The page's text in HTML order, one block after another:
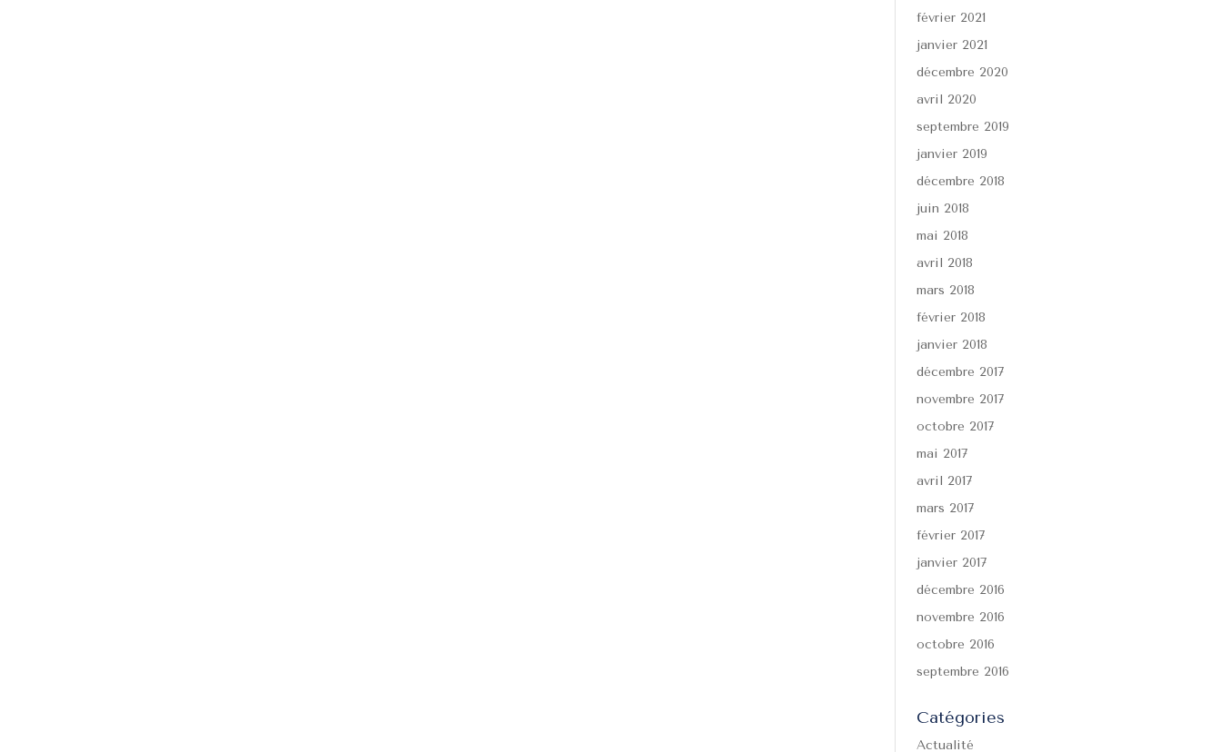
février 2021
janvier 2021
décembre 2020
avril 2020
septembre 2019
janvier 2019
décembre 2018
juin 2018
mai 2018
avril 2018
mars 2018
février 2018
janvier 2018
décembre 2017
novembre 2017
octobre 2017
mai 2017
avril 2017
mars 2017
février 2017
janvier 2017
décembre 2016
novembre 2016
octobre 2016
septembre 2016
Catégories
Actualité